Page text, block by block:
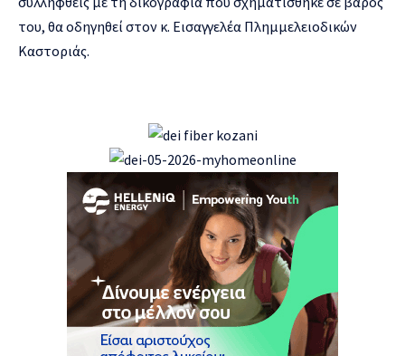
του, θα οδηγηθεί στον κ. Εισαγγελέα Πλημμελειοδικών
Καστοριάς.